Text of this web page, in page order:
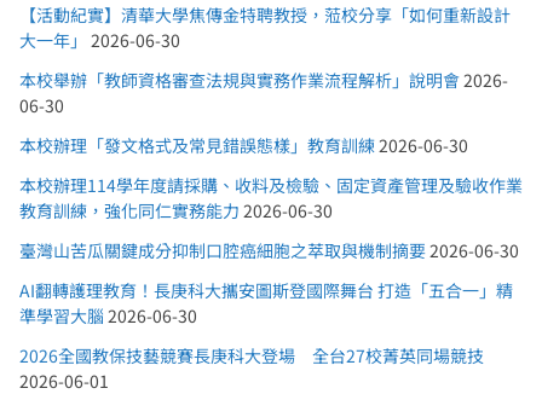
【活動紀實】清華大學焦傳金特聘教授，蒞校分享「如何重新設計
大一年」
2026-06-30
本校舉辦「教師資格審查法規與實務作業流程解析」說明會 2026-
06-30
本校辦理「發文格式及常見錯誤態樣」教育訓練 2026-06-30
本校辦理114學年度請採購、收料及檢驗、固定資產管理及驗收作業
教育訓練，強化同仁實務能力 2026-06-30
臺灣山苦瓜關鍵成分抑制口腔癌細胞之萃取與機制摘要 2026-06-30
AI翻轉護理教育！長庚科大攜安圖斯登國際舞台 打造「五合一」精
準學習大腦 2026-06-30
2026全國教保技藝競賽長庚科大登場 全台27校菁英同場競技
2026-06-01